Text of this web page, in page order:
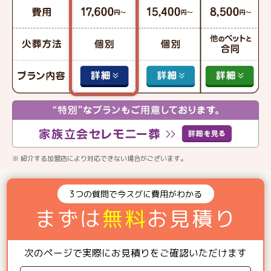
※ 紹介する加盟店により対応できない場合がございます。
3つの質問で今スグに費用がわかる
まずは無料お見積り
次のページで実際にお見積りをご確認いただけます